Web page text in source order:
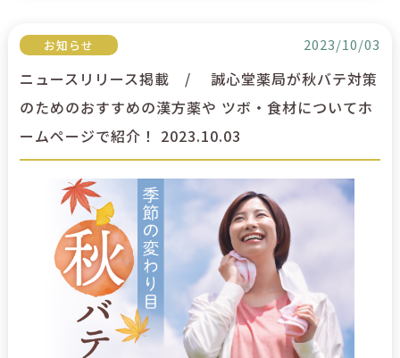
お知らせ 2023/10/03
ニュースリリース掲載 / 誠心堂薬局が秋バテ対策
のためのおすすめの漢方薬や ツボ・食材についてホ
ームページで紹介！ 2023.10.03